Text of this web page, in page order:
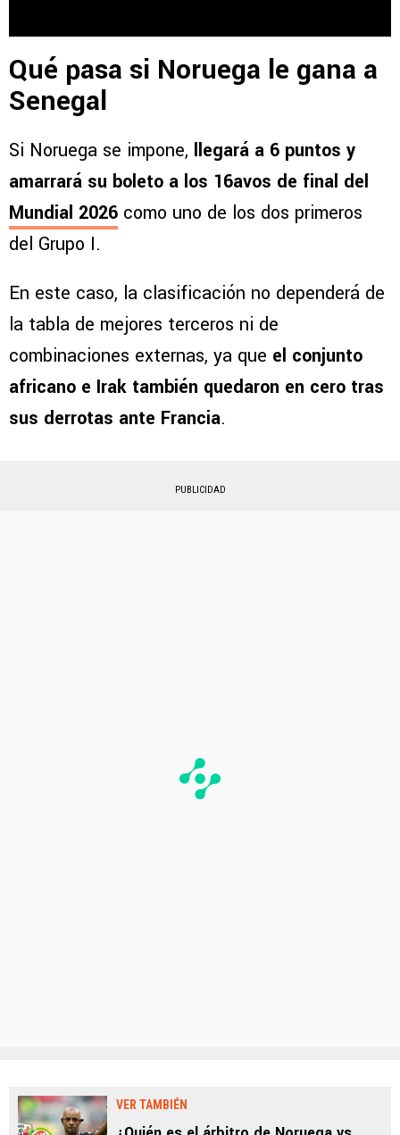
Qué pasa si Noruega le gana a
Senegal
Si Noruega se impone, llegará a 6 puntos y
amarrará su boleto a los 16avos de final del
Mundial 2026 como uno de los dos primeros
del Grupo I.
En este caso, la clasificación no dependerá de
la tabla de mejores terceros ni de
combinaciones externas, ya que el conjunto
africano e Irak también quedaron en cero tras
sus derrotas ante Francia.
PUBLICIDAD
VER TAMBIÉN